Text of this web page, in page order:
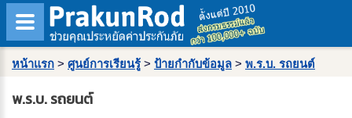
หน้าแรก > ศูนย์การเรียนรู้ > ป้ายกำกับข้อมูล > พ.ร.บ. รถยนต์
พ.ร.บ. รถยนต์